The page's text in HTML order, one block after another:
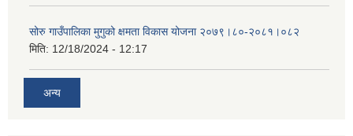
सोरु गाउँपालिका मुगुको क्षमता विकास योजना २०७९।८०-२०८१।०८२
मिति: 12/18/2024 - 12:17
अन्य